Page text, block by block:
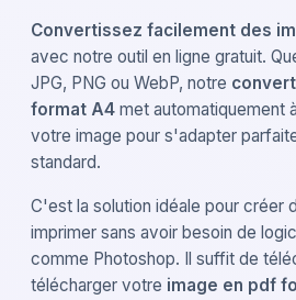
Convertissez facilement des
avec notre outil en ligne gratuit.
JPG, PNG ou WebP, notre
format A4 met automatiquement
votre image pour s'adapter
standard.
C'est la solution idéale pour créer
imprimer sans avoir besoin de
comme Photoshop. Il suffit de
télécharger votre image en pdf